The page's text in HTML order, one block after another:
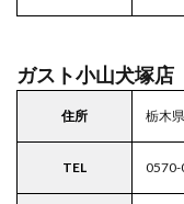
ガスト小山犬塚店
住所 栃木
TEL 0570-